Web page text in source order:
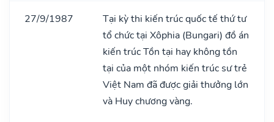
27/9/1987
Tại kỳ thi kiến trúc quốc tế thứ tư
tổ chức tại Xôphia (Bungari) đồ án
kiến trúc Tồn tại hay không tồn
tại của một nhóm kiến trúc sư trẻ
Việt Nam đã được giải thưởng lớn
và Huy chương vàng.